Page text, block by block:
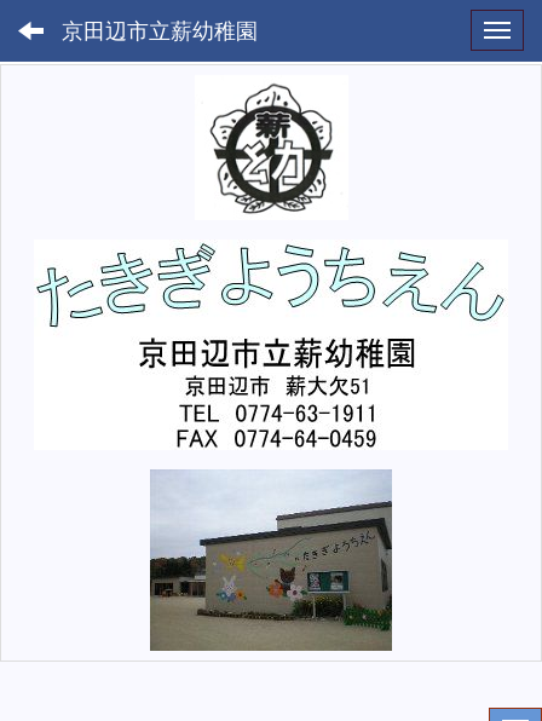
京田辺市立薪幼稚園